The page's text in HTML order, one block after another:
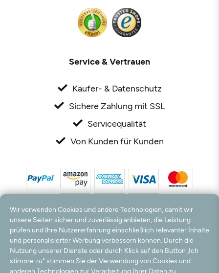
Service & Vertrauen
Käufer- & Datenschutz
Sichere Zahlung mit SSL
Servicequalität
Von Kunden für Kunden
nur innerhalb Deutschlands und Österreichs.
Hinweis:Wir nutzen Ihre E-Mail Adresse für werbliche Zwecke, die jederzeit widerrufen
werden können. Ihre Daten werden nicht an Dritte weitergegeben.
Wir verwenden Cookies und andere Technologien, damit wir
unsere Seiten sicher und zuverlässig anbieten, die Leistung
prüfen und Ihre Nutzererfahrung einschließlich relevanter Inhalte
und personalisierter Werbung verbessern können. Durch die
Nutzung unserer Dienste oder durch Klick auf den Button „Ich
stimme zu“ stimmen Sie der Verwendung von Cookies und
anderen Technologien zur Verarbeitung Ihrer Daten zu,